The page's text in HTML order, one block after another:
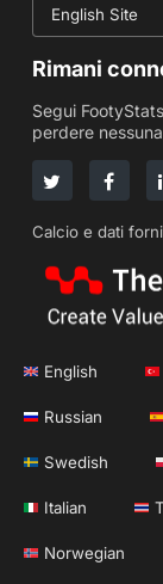
English Site
Rimani
Segui
perdere
Calcio e dati
English
Russian
Swedish
Italian
Norwegian